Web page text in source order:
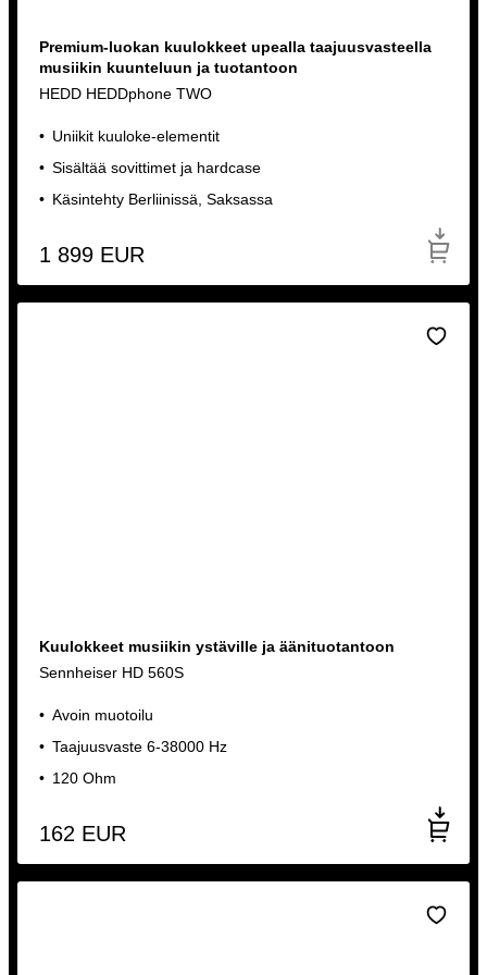
Premium-luokan kuulokkeet upealla taajuusvasteella
musiikin kuunteluun ja tuotantoon
HEDD HEDDphone TWO
Uniikit kuuloke-elementit
Sisältää sovittimet ja hardcase
Käsintehty Berliinissä, Saksassa
1 899 EUR
Kuulokkeet musiikin ystäville ja äänituotantoon
Sennheiser HD 560S
Avoin muotoilu
Taajuusvaste 6-38000 Hz
120 Ohm
162 EUR